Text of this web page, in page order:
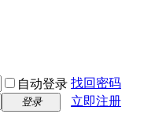
自动登录 找回密码
登录
立即注册